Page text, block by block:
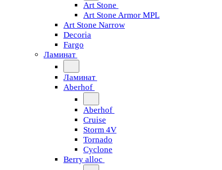
Art Stone
Art Stone Armor MPL
Art Stone Narrow
Decoria
Fargo
Ламинат
Ламинат
Aberhof
Aberhof
Cruise
Storm 4V
Tornado
Сyclone
Berry alloc